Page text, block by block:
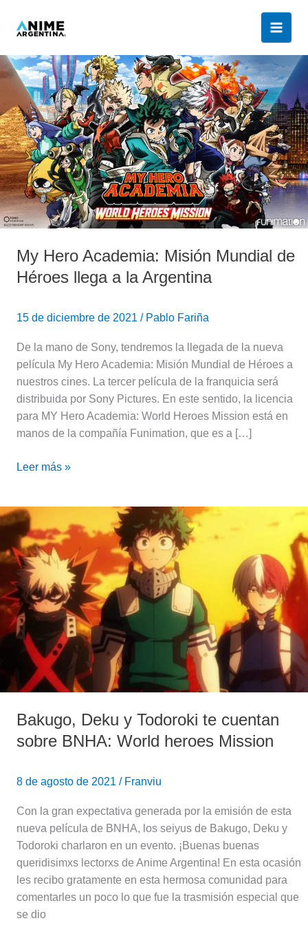
My Hero Academia: Misión Mundial de
Héroes llega a la Argentina
15 de diciembre de 2021 / Pablo Fariña
De la mano de Sony, tendremos la llegada de la nueva
película My Hero Academia: Misión Mundial de Héroes a
nuestros cines. La tercer película de la franquicia será
distribuida por Sony Pictures. En este sentido, la licencia
para MY Hero Academia: World Heroes Mission está en
manos de la compañía Funimation, que es a […]
My
Hero
Academia:
Misión
Mundial
de
Héroes
llega
a
la
Leer más »
Bakugo, Deku y Todoroki te cuentan
sobre BNHA: World heroes Mission
8 de agosto de 2021 / Franviu
Con la gran expectativa generada por la emisión de esta
nueva película de BNHA, los seiyus de Bakugo, Deku y
Todoroki charlaron en un evento. ¡Buenas buenas
queridisimxs lectorxs de Anime Argentina! En esta ocasión
les recibo gratamente en esta hermosa comunidad para
comentarles un poco lo que fue la trasmisión especial que
se dio
Bakugo,
Deku
y
Todoroki
te
cuentan
sobre
BNHA:
World
heroes
Mission